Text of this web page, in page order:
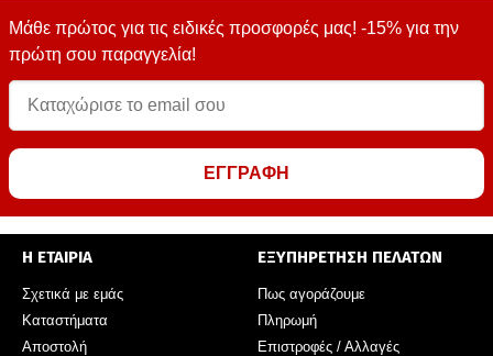
Μάθε πρώτος για τις ειδικές προσφορές μας! -15% για την
πρώτη σου παραγγελία!
ΕΓΓΡΑΦΗ
Η ΕΤΑΙΡΙΑ
Σχετικά με εμάς
Καταστήματα
Αποστολή
ΕΞΥΠΗΡΕΤΗΣΗ ΠΕΛΑΤΩΝ
Πως αγοράζουμε
Πληρωμή
Επιστροφές / Αλλαγές